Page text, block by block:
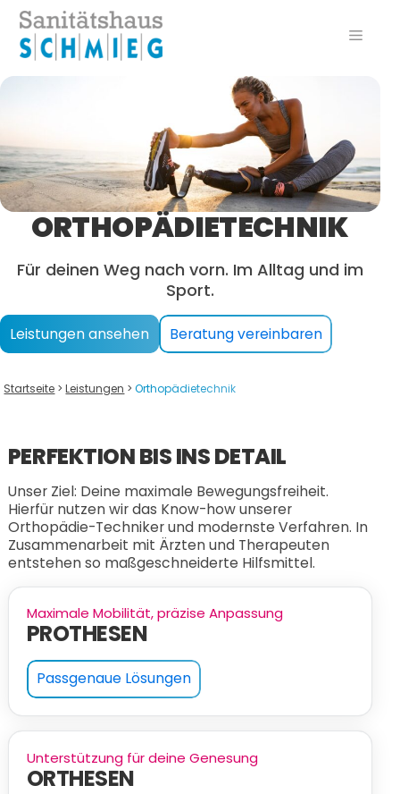
Zum
Inhalt
springen
Menü
ORTHOPÄDIETECHNIK
Für deinen Weg nach vorn. Im Alltag und im
Sport.
Leistungen ansehen Beratung vereinbaren
Startseite >Leistungen >Orthopädietechnik
PERFEKTION BIS INS DETAIL
Unser Ziel: Deine maximale Bewegungsfreiheit.
Hierfür nutzen wir das Know-how unserer
Orthopädie-Techniker und modernste Verfahren. In
Zusammenarbeit mit Ärzten und Therapeuten
entstehen so maßgeschneiderte Hilfsmittel.
Maximale Mobilität, präzise Anpassung
PROTHESEN
Passgenaue Lösungen
Unterstützung für deine Genesung
ORTHESEN